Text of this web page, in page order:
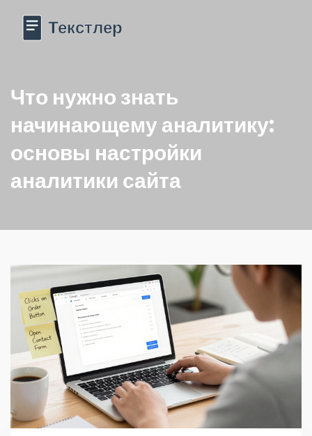
Что нужно знать
начинающему аналитику:
основы настройки
аналитики сайта